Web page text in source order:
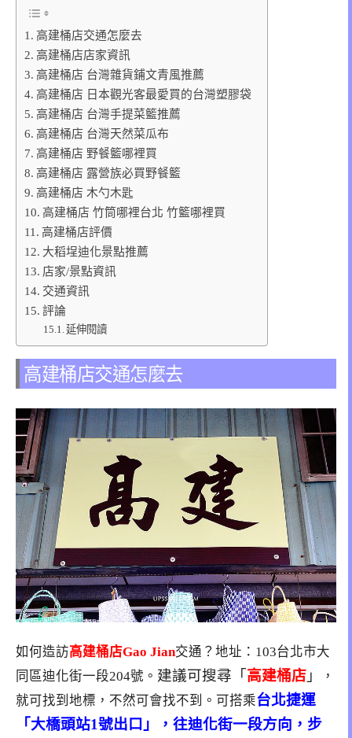
高建桶店交通怎麼去
高建桶店店家資訊
高建桶店 台灣雜貨鋪文青風推薦
高建桶店 日本觀光客最愛買的台灣塑膠袋
高建桶店 台灣手提菜籃推薦
高建桶店 台灣天然菜瓜布
高建桶店 野餐籃哪裡買
高建桶店 露營族必買野餐籃
高建桶店 木勺木匙
高建桶店 竹筒哪裡台北 竹籃哪裡買
高建桶店評價
大稻埕迪化景點推薦
店家/景點資訊
交通資訊
評論
延伸閱讀
高建桶店交通怎麼去
如何造訪高建桶店Gao Jian交通？地址：103台北市大
同區迪化街一段204號。 建議可搜尋「高建桶店 」
，
就可找到地標，不然可會找不到。可搭乘台北捷運
「大橋頭站1號出口」，往迪化街一段方向，步